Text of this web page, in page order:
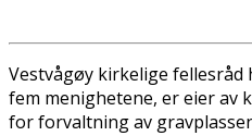
Vestvågøy kirkelige
fem menighetene, er eier av
for forvaltning av